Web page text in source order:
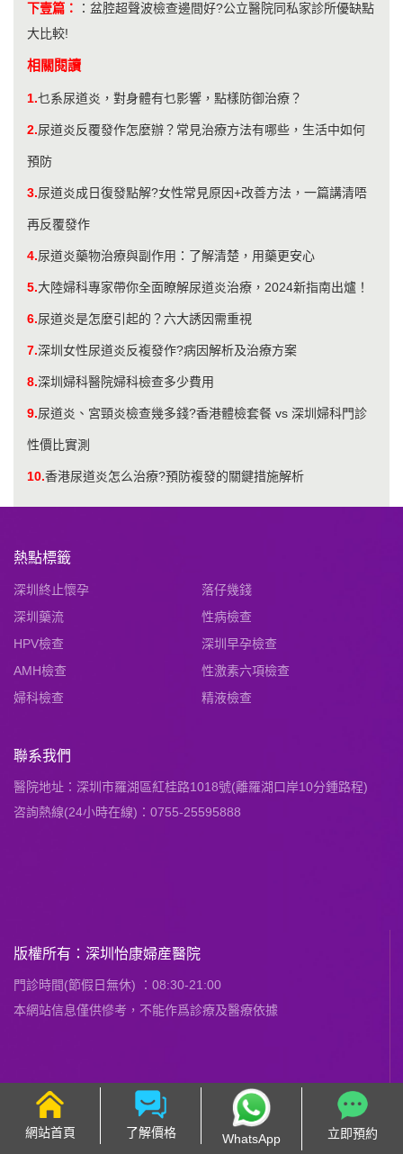
下壹篇：
： 盆腔超聲波檢查邊間好?公立醫院同私家診所優缺點
大比較!
相關閱讀
1.乜系尿道炎，對身體有乜影響，點樣防御治療？
2.尿道炎反覆發作怎麼辦？常見治療方法有哪些，生活中如何
預防
3.尿道炎成日復發點解?女性常見原因+改善方法，一篇講清唔
再反覆發作
4.尿道炎藥物治療與副作用：了解清楚，用藥更安心
5.大陸婦科專家帶你全面瞭解尿道炎治療，2024新指南出爐！
6.尿道炎是怎麼引起的？六大誘因需重視
7.深圳女性尿道炎反複發作?病因解析及治療方案
8.深圳婦科醫院婦科檢查多少費用
9.尿道炎、宮頸炎檢查幾多錢?香港體檢套餐 vs 深圳婦科門診
性價比實測
10.香港尿道炎怎么治療?預防複發的關鍵措施解析
熱點標籤
深圳終止懷孕
落仔幾錢
深圳藥流
性病檢查
HPV檢查
深圳早孕檢查
AMH檢查
性激素六項檢查
婦科檢查
精液檢查
聯系我們
醫院地址：深圳市羅湖區紅桂路1018號(離羅湖口岸10分鍾路程)
咨詢熱線(24小時在線)：0755-25595888
版權所有：深圳怡康婦産醫院
門診時間(節假日無休) ：08:30-21:00
本網站信息僅供慘考，不能作爲診療及醫療依據
網站首頁 了解價格 WhatsApp 立即預約